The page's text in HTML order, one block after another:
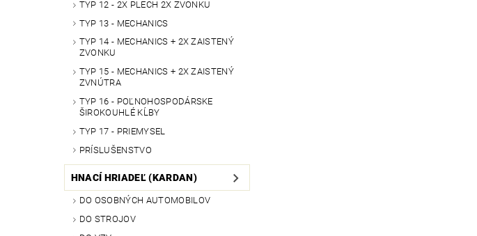
TYP 12 - 2X PLECH 2X ZVONKU
TYP 13 - MECHANICS
TYP 14 - MECHANICS + 2X ZAISTENÝ
ZVONKU
TYP 15 - MECHANICS + 2X ZAISTENÝ
ZVNÚTRA
TYP 16 - POĽNOHOSPODÁRSKE
ŠIROKOUHLÉ KĹBY
TYP 17 - PRIEMYSEL
PRÍSLUŠENSTVO
HNACÍ HRIADEĽ (KARDAN)
DO OSOBNÝCH AUTOMOBILOV
DO STROJOV